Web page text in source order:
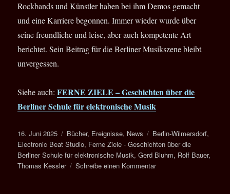
Rockbands und Künstler haben bei ihm Demos gemacht
und eine Karriere begonnen. Immer wieder wurde über
seine freundliche und leise, aber auch kompetente Art
berichtet. Sein Beitrag für die Berliner Musikszene bleibt
unvergessen.
Siehe auch:FERNE ZIELE – Geschichten über die
Berliner Schule für elektronische Musik
Veröffentlicht
am
16. Juni 2025 Kategorien
Bücher, Ereignisse, News Schlagwörter
Berlin-Wilmersdorf,
Electronic Beat Studio, Ferne Ziele - Geschichten über die
Berliner Schule für elektronische Musik,Gerd Bluhm, Rolf Bauer,
Thomas Kessler
Schreibe einen Kommentarzu